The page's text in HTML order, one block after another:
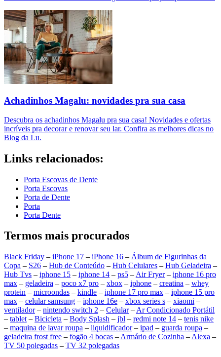
Achadinhos Magalu: novidades pra sua casa
Descubra os achadinhos Magalu pra sua casa! Novidades e ofertas
incríveis pra decorar e renovar seu lar. Confira as melhores dicas no
Blog da Lu.
Links relacionados:
Porta Escovas de Dente
Porta Escovas
Porta de Dente
Porta
Porta Dente
Termos mais procurados
Black Friday – iPhone 17 – iPhone 16 – Álbum de Figurinhas da
Copa – S26 – Hub de Conteúdo – Hub Celulares – Hub Geladeira –
Hub Tvs – iphone 15 – iphone 14 – ps5 – Air Fryer– iphone 16 pro
max – geladeira – poco x7 pro – xbox – iphone – creatina – whey
protein – microondas – kindle – iphone 17 pro max – iphone 15 pro
max – celular samsung – iphone 16e – xbox series s – xiaomi –
ventilador– nintendo switch 2 – Celular– Ar Condicionado Portátil
– tablet – Bicicleta – Body Splash – jbl – redmi note 14 – tenis nike
– maquina de lavar roupa – liquidificador– ipad – guarda roupa –
geladeira frost free – fogão 4 bocas – Armário de Cozinha – Alexa –
TV 50 polegadas – TV 32 polegadas